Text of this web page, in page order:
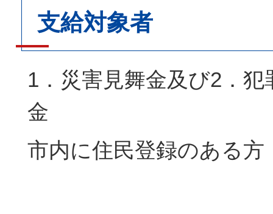
支給対象者
1．災害見舞金及び2．犯
金
市内に住民登録のある方